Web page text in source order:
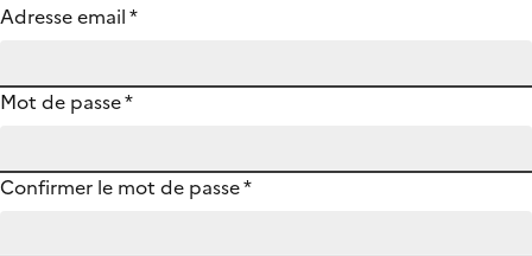
Adresse email*
Mot de passe*
Confirmer le mot de passe*